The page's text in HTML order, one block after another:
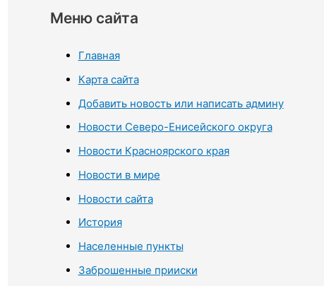
Меню сайта
Главная
Карта сайта
Добавить новость или написать админу
Новости Северо-Енисейского округа
Новости Красноярского края
Новости в мире
Новости сайта
История
Населенные пункты
Заброшенные прииски